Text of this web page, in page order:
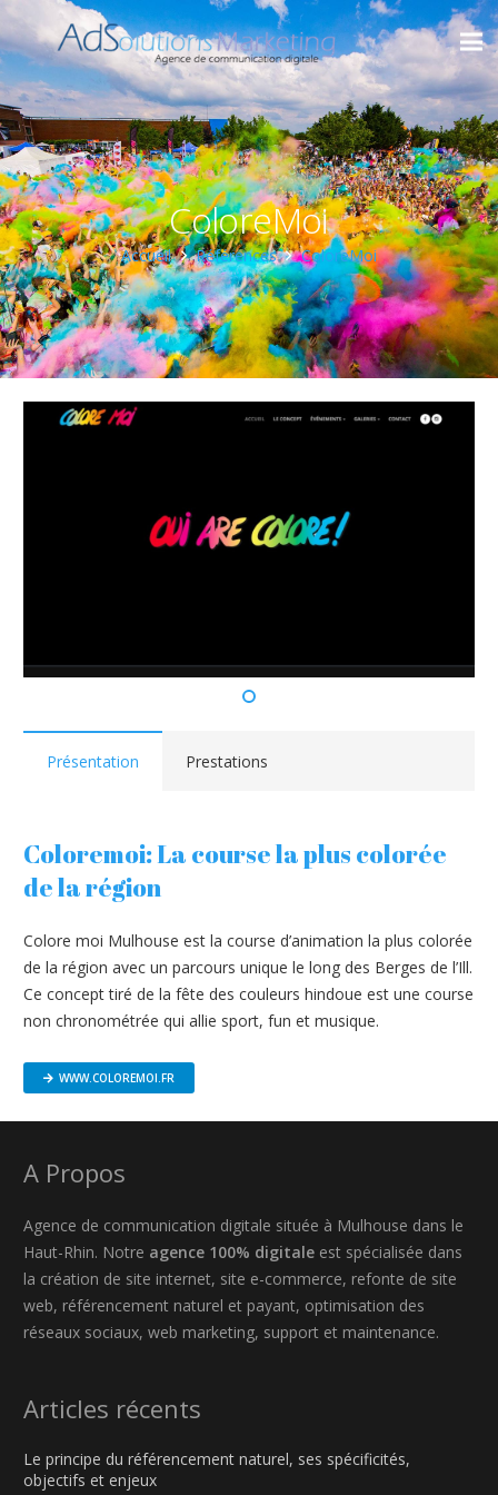
ColoreMoi
Accueil Références ColoreMoi
Présentation Prestations
Coloremoi: La course la plus colorée
de la région
Colore moi Mulhouse est la course d’animation la plus colorée
de la région avec un parcours unique le long des Berges de l’Ill.
Ce concept tiré de la fête des couleurs hindoue est une course
non chronométrée qui allie sport, fun et musique.
WWW.COLOREMOI.FR
A Propos
Agence de communication digitale située à Mulhouse dans le
Haut-Rhin. Notre agence 100% digitale est spécialisée dans
la création de site internet, site e-commerce, refonte de site
web, référencement naturel et payant, optimisation des
réseaux sociaux, web marketing, support et maintenance.
Articles récents
Le principe du référencement naturel, ses spécificités,
objectifs et enjeux